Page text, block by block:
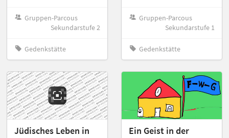
Gruppen-Parcous
Sekundarstufe 2
Gedenkstätte
Gruppen-Parcous
Sekundarstufe 1
Gedenkstätte
Jüdisches Leben in
Ein Geist in der